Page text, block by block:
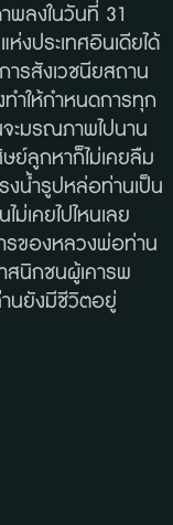
งในวันที่ 31
ประเทศอินเดียได้
รสังเวชนียสถาน
ำให้กำหนดการทุก
ะมรณภาพไปนาน
ย์ลูกหาก็ไม่เคยลืม
น้ำรูปหล่อท่านเป็น
ม่เคยไปไหนเลย
รของหลวงพ่อท่าน
นิกชนผู้เคารพ
านยังมีชีวิตอยู่